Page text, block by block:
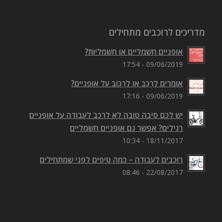
מדריכים לרוכבים מתחילים
אופניים חשמליים או חשמליות?
09/06/2019 - 17:54
אומרים לִרְכַּב או לִרְכּוב על אופניים?
09/06/2019 - 17:16
יש לכם סיבה טובה לא לרכב לעבודה על אופניים
רגילים? אפשר גם אופניים חשמליים
18/11/2017 - 10:34
רוכבים לעבודה – כמה טיפים לפני שמתחילים
22/08/2017 - 08:46